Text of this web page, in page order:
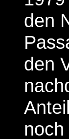
den
den